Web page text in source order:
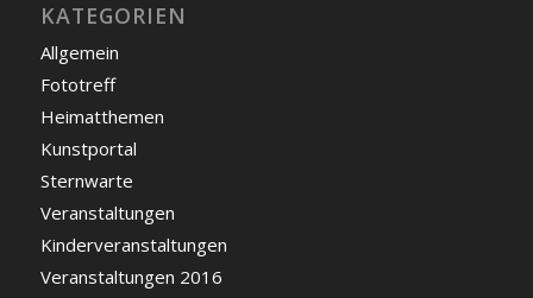
KATEGORIEN
Allgemein
Fototreff
Heimatthemen
Kunstportal
Sternwarte
Veranstaltungen
Kinderveranstaltungen
Veranstaltungen 2016